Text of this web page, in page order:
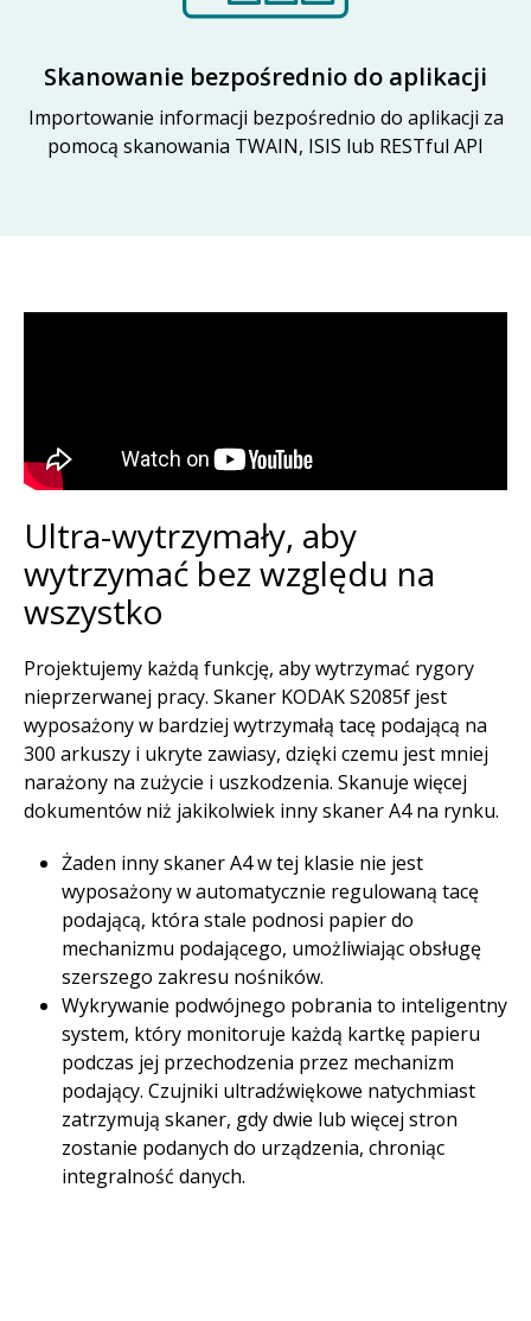
Skanowanie bezpośrednio do aplikacji
Importowanie informacji bezpośrednio do aplikacji za
pomocą skanowania TWAIN, ISIS lub RESTful API
Ultra-wytrzymały, aby
wytrzymać bez względu na
wszystko​
Projektujemy każdą funkcję, aby wytrzymać rygory
nieprzerwanej pracy. Skaner KODAK S2085f jest
wyposażony w bardziej wytrzymałą tacę podającą na
300 arkuszy i ukryte zawiasy, dzięki czemu jest mniej
narażony na zużycie i uszkodzenia. Skanuje więcej
dokumentów niż jakikolwiek inny skaner A4 na rynku. ​
Żaden inny skaner A4 w tej klasie nie jest
wyposażony w automatycznie regulowaną tacę
podającą, która stale podnosi papier do
mechanizmu podającego, umożliwiając obsługę
szerszego zakresu nośników. ​
Wykrywanie podwójnego pobrania to inteligentny
system, który monitoruje każdą kartkę papieru
podczas jej przechodzenia przez mechanizm
podający. Czujniki ultradźwiękowe natychmiast
zatrzymują skaner, gdy dwie lub więcej stron
zostanie podanych do urządzenia, chroniąc
integralność danych. ​